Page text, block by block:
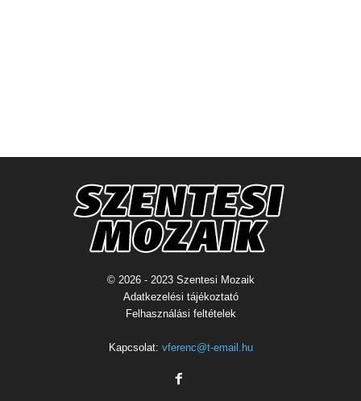
© 2026 - 2023 Szentesi Mozaik
Adatkezelési tájékoztató
Felhasználási feltételek
Kapcsolat: vferenc@t-email.hu